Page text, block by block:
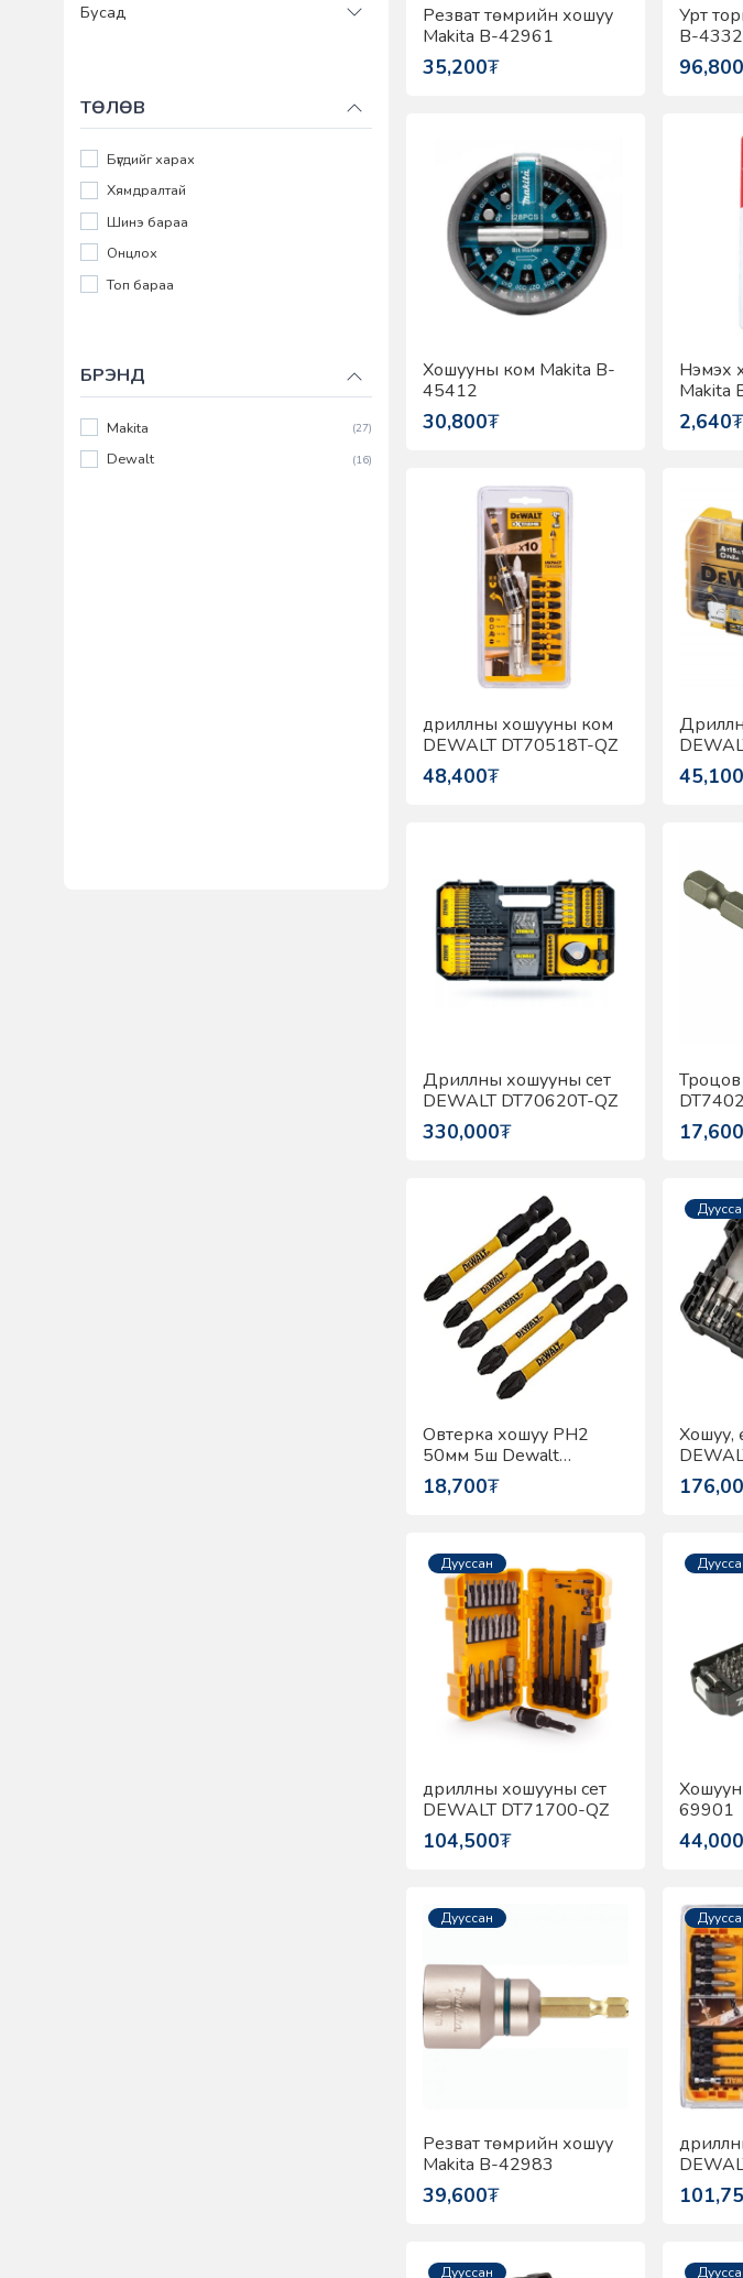
Бусад
ТӨЛӨВ
Бүгдийг харах
Хямдралтай
Шинэ бараа
Онцлох
Топ бараа
БРЭНД
Makita (27)
Dewalt (16)
Резват төмрийн хошуу
Makita B-42961
35,200₮
Урт
B-
Хошууны ком Makita B-
45412
30,800₮
Нэмэх
Makita
2,640₮
дриллны хошууны ком
DEWALT DT70518T-QZ
48,400₮
Дриллны хошууны сет
DEWALT DT70620T-QZ
330,000₮
Овтерка хошуу PH2
50мм 5ш Dewalt
DT7998T-QZ
18,700₮
Хошуу,
QZ
Дууссан
дриллны хошууны сет
DEWALT DT71700-QZ
104,500₮
69901
Дууссан
Резват төмрийн хошуу
Makita B-42983
39,600₮
Дууссан